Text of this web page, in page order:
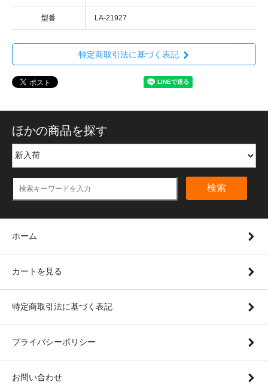
型番 LA-21927
特定商取引法に基づく表記
ほかの商品を探す
検索
ホーム
カートを見る
特定商取引法に基づく表記
プライバシーポリシー
お問い合わせ